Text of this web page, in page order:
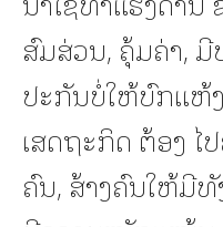
ສົມສ່ວນ, ຄຸ້ມຄ່າ,
ປະກັນບໍ່ໃຫ້ບົກແຫ້
ເສດຖະກິດ ຕ້ອງ
ຄົນ, ສ້າງຄົນໃຫ້ມີ